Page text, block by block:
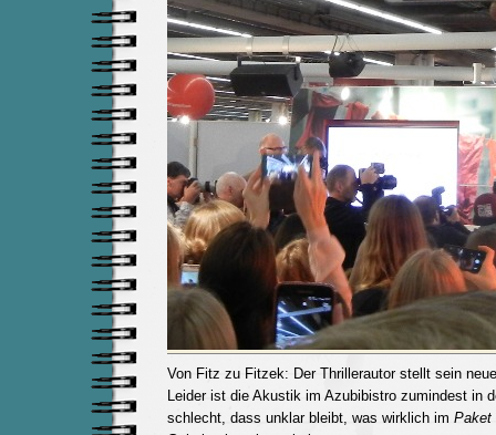
Von Fitz zu Fitzek: Der Thrillerautor stellt sein
Leider ist die Akustik im Azubibistro zumindest in
schlecht, dass unklar bleibt, was wirklich im Paket